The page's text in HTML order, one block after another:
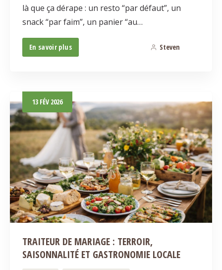
là que ça dérape : un resto “par défaut”, un
snack “par faim”, un panier “au…
En savoir plus Steven
13 FÉV 2026
TRAITEUR DE MARIAGE : TERROIR,
SAISONNALITÉ ET GASTRONOMIE LOCALE